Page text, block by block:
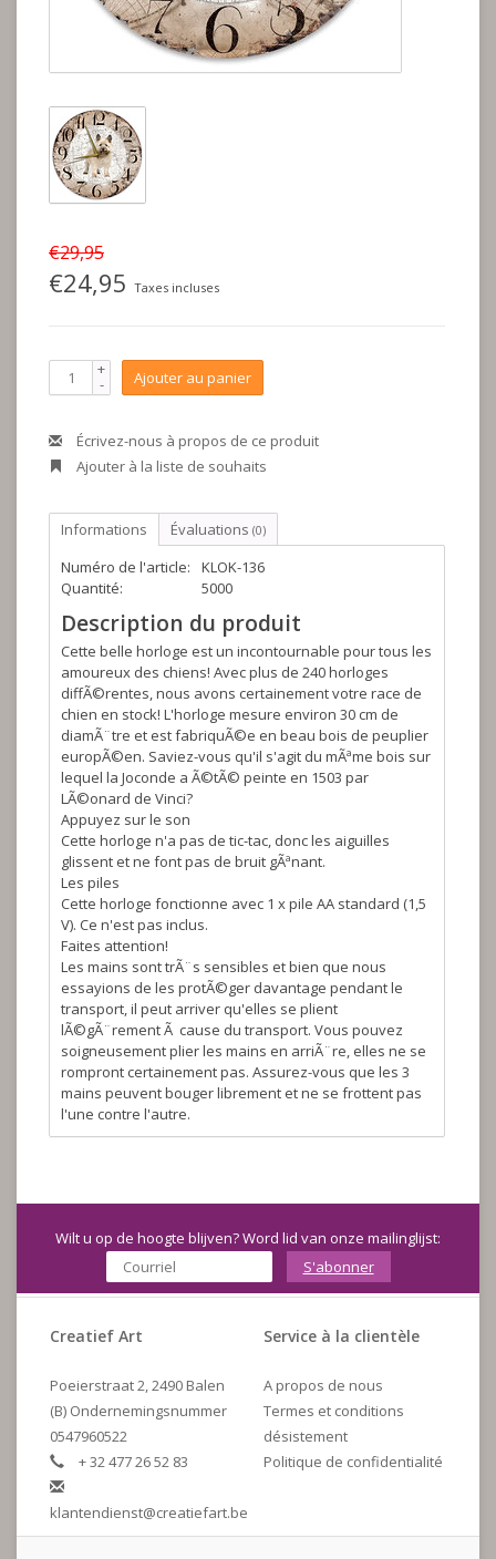
€29,95
€24,95 Taxes incluses
+
- Ajouter au panier
Écrivez-nous à propos de ce produit
Ajouter à la liste de souhaits
Informations Évaluations (0)
Numéro de l'article:
KLOK-136
Quantité:
5000
Description du produit
Cette belle horloge est un incontournable pour tous les
amoureux des chiens! Avec plus de 240 horloges
diffÃ©rentes, nous avons certainement votre race de
chien en stock! L'horloge mesure environ 30 cm de
diamÃ¨tre et est fabriquÃ©e en beau bois de peuplier
europÃ©en. Saviez-vous qu'il s'agit du mÃªme bois sur
lequel la Joconde a Ã©tÃ© peinte en 1503 par
LÃ©onard de Vinci?
Appuyez sur le son
Cette horloge n'a pas de tic-tac, donc les aiguilles
glissent et ne font pas de bruit gÃªnant.
Les piles
Cette horloge fonctionne avec 1 x pile AA standard (1,5
V). Ce n'est pas inclus.
Faites attention!
Les mains sont trÃ¨s sensibles et bien que nous
essayions de les protÃ©ger davantage pendant le
transport, il peut arriver qu'elles se plient
lÃ©gÃ¨rement Ã cause du transport. Vous pouvez
soigneusement plier les mains en arriÃ¨re, elles ne se
rompront certainement pas. Assurez-vous que les 3
mains peuvent bouger librement et ne se frottent pas
l'une contre l'autre.
Wilt u op de hoogte blijven? Word lid van onze mailinglijst:
S'abonner
Creatief Art
Poeierstraat 2, 2490 Balen
(B) Ondernemingsnummer
0547960522
+ 32 477 26 52 83
klantendienst@creatiefart.be
Service à la clientèle
A propos de nous
Termes et conditions
désistement
Politique de confidentialité